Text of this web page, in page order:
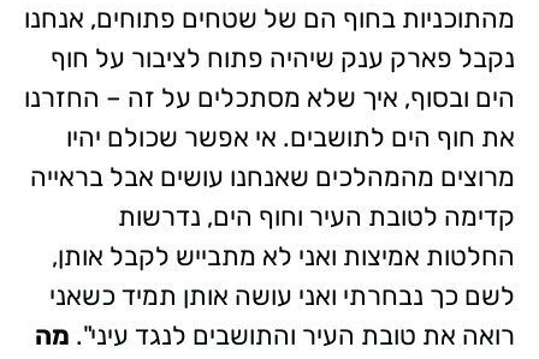
מהתוכניות בחוף הם של שטחים פתוחים, אנחנו
נקבל פארק ענק שיהיה פתוח לציבור על חוף
הים ובסוף, איך שלא מסתכלים על זה – החזרנו
את חוף הים לתושבים. אי אפשר שכולם יהיו
מרוצים מהמהלכים שאנחנו עושים אבל בראייה
קדימה לטובת העיר וחוף הים, נדרשות
החלטות אמיצות ואני לא מתבייש לקבל אותן,
לשם כך נבחרתי ואני עושה אותן תמיד כשאני
רואה את טובת העיר והתושבים לנגד עיני". מה